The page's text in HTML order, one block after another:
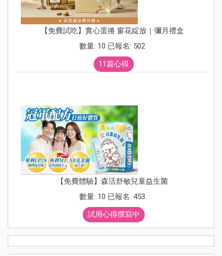
【免費試吃】實心蛋捲 窗花綻放｜彌月禮盒
數量: 10 已報名: 502
11篇心得
【免費體驗】森活舒敏兒童益生菌
數量: 10 已報名: 453
試用心得撰寫中